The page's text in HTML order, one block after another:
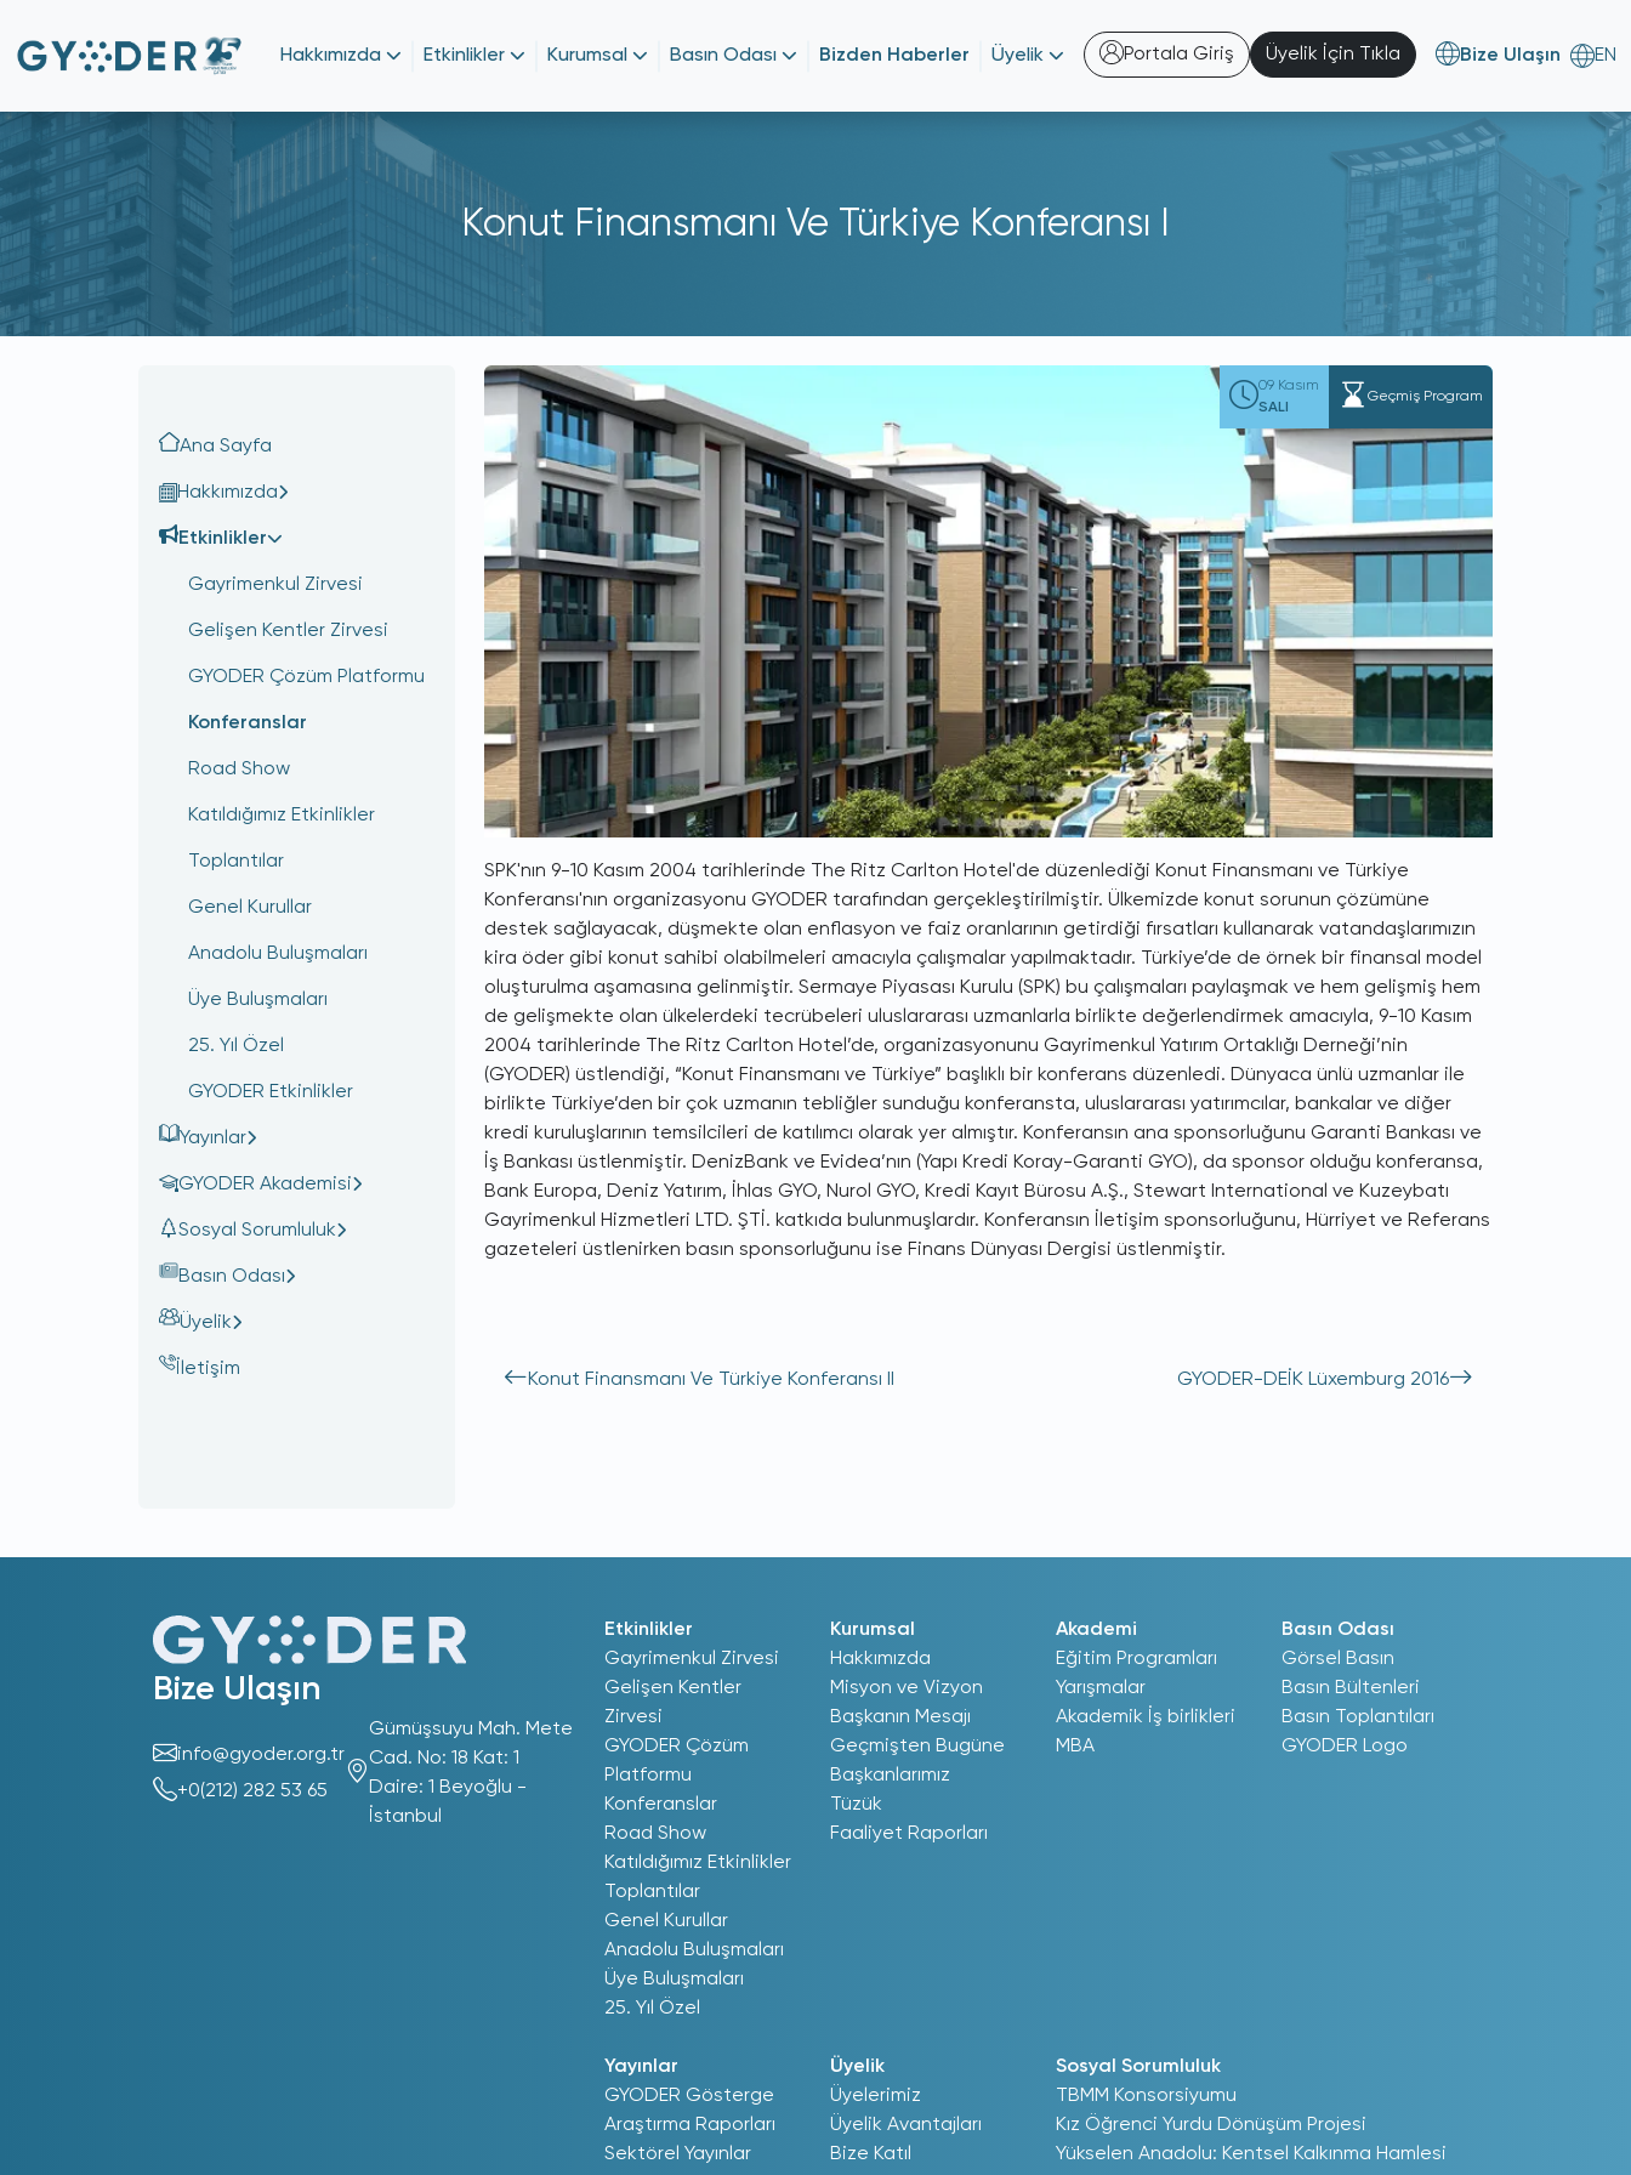
Hakkımızda Etkinlikler Kurumsal Basın Odası Bizden Haberler Üyelik Portala Giriş Üyelik İçin Tıkla Bize Ulaşın EN
Konut Finansmanı Ve Türkiye Konferansı I
Ana Sayfa
Hakkımızda
Etkinlikler
Gayrimenkul Zirvesi
Gelişen Kentler Zirvesi
GYODER Çözüm Platformu
Konferanslar
Road Show
Katıldığımız Etkinlikler
Toplantılar
Genel Kurullar
Anadolu Buluşmaları
Üye Buluşmaları
25. Yıl Özel
GYODER Etkinlikler
Yayınlar
GYODER Akademisi
Sosyal Sorumluluk
Basın Odası
Üyelik
İletişim
09 Kasım
SALI
Geçmiş Program
SPK'nın 9-10 Kasım 2004 tarihlerinde The Ritz Carlton Hotel'de düzenlediği Konut Finansmanı ve Türkiye
Konferansı'nın organizasyonu GYODER tarafından gerçekleştirilmiştir. Ülkemizde konut sorunun çözümüne
destek sağlayacak, düşmekte olan enflasyon ve faiz oranlarının getirdiği fırsatları kullanarak vatandaşlarımızın
kira öder gibi konut sahibi olabilmeleri amacıyla çalışmalar yapılmaktadır. Türkiye’de de örnek bir finansal model
oluşturulma aşamasına gelinmiştir. Sermaye Piyasası Kurulu (SPK) bu çalışmaları paylaşmak ve hem gelişmiş hem
de gelişmekte olan ülkelerdeki tecrübeleri uluslararası uzmanlarla birlikte değerlendirmek amacıyla, 9-10 Kasım
2004 tarihlerinde The Ritz Carlton Hotel’de, organizasyonunu Gayrimenkul Yatırım Ortaklığı Derneği’nin
(GYODER) üstlendiği, “Konut Finansmanı ve Türkiye” başlıklı bir konferans düzenledi. Dünyaca ünlü uzmanlar ile
birlikte Türkiye’den bir çok uzmanın tebliğler sunduğu konferansta, uluslararası yatırımcılar, bankalar ve diğer
kredi kuruluşlarının temsilcileri de katılımcı olarak yer almıştır. Konferansın ana sponsorluğunu Garanti Bankası ve
İş Bankası üstlenmiştir. DenizBank ve Evidea’nın (Yapı Kredi Koray-Garanti GYO), da sponsor olduğu konferansa,
Bank Europa, Deniz Yatırım, İhlas GYO, Nurol GYO, Kredi Kayıt Bürosu A.Ş., Stewart International ve Kuzeybatı
Gayrimenkul Hizmetleri LTD. ŞTİ. katkıda bulunmuşlardır. Konferansın İletişim sponsorluğunu, Hürriyet ve Referans
gazeteleri üstlenirken basın sponsorluğunu ise Finans Dünyası Dergisi üstlenmiştir.
Konut Finansmanı Ve Türkiye Konferansı II GYODER-DEİK Lüxemburg 2016
Bize Ulaşın
info@gyoder.org.tr
+0(212) 282 53 65
Gümüşsuyu Mah. Mete
Cad. No: 18 Kat: 1
Daire: 1 Beyoğlu -
İstanbul
Etkinlikler
Gayrimenkul Zirvesi
Gelişen Kentler
Zirvesi
GYODER Çözüm
Platformu
Konferanslar
Road Show
Katıldığımız Etkinlikler
Toplantılar
Genel Kurullar
Anadolu Buluşmaları
Üye Buluşmaları
25. Yıl Özel
Kurumsal
Hakkımızda
Misyon ve Vizyon
Başkanın Mesajı
Geçmişten Bugüne
Başkanlarımız
Tüzük
Faaliyet Raporları
Akademi
Eğitim Programları
Yarışmalar
Akademik İş birlikleri
MBA
Basın Odası
Görsel Basın
Basın Bültenleri
Basın Toplantıları
GYODER Logo
Yayınlar
GYODER Gösterge
Araştırma Raporları
Sektörel Yayınlar
Üyelik
Üyelerimiz
Üyelik Avantajları
Bize Katıl
Sosyal Sorumluluk
TBMM Konsorsiyumu
Kız Öğrenci Yurdu Dönüşüm Projesi
Yükselen Anadolu: Kentsel Kalkınma Hamlesi